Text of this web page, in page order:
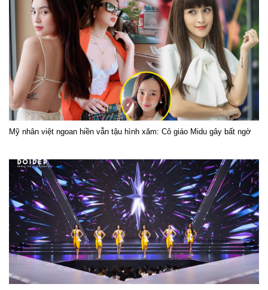
Mỹ nhân việt ngoan hiền vẫn tậu hình xăm: Cô giáo Midu gây bất ngờ